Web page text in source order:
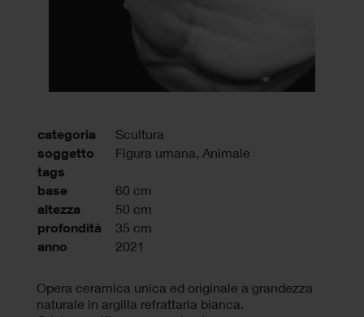
categoria Scultura
soggetto Figura umana, Animale
tags
base
60 cm
altezza 50 cm
profondità 35 cm
anno 2021
Opera ceramica unica ed originale a grandezza
naturale in argilla refrattaria bianca.